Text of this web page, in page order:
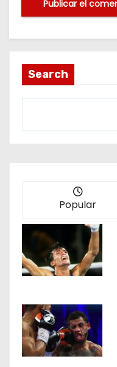
Search
Popular